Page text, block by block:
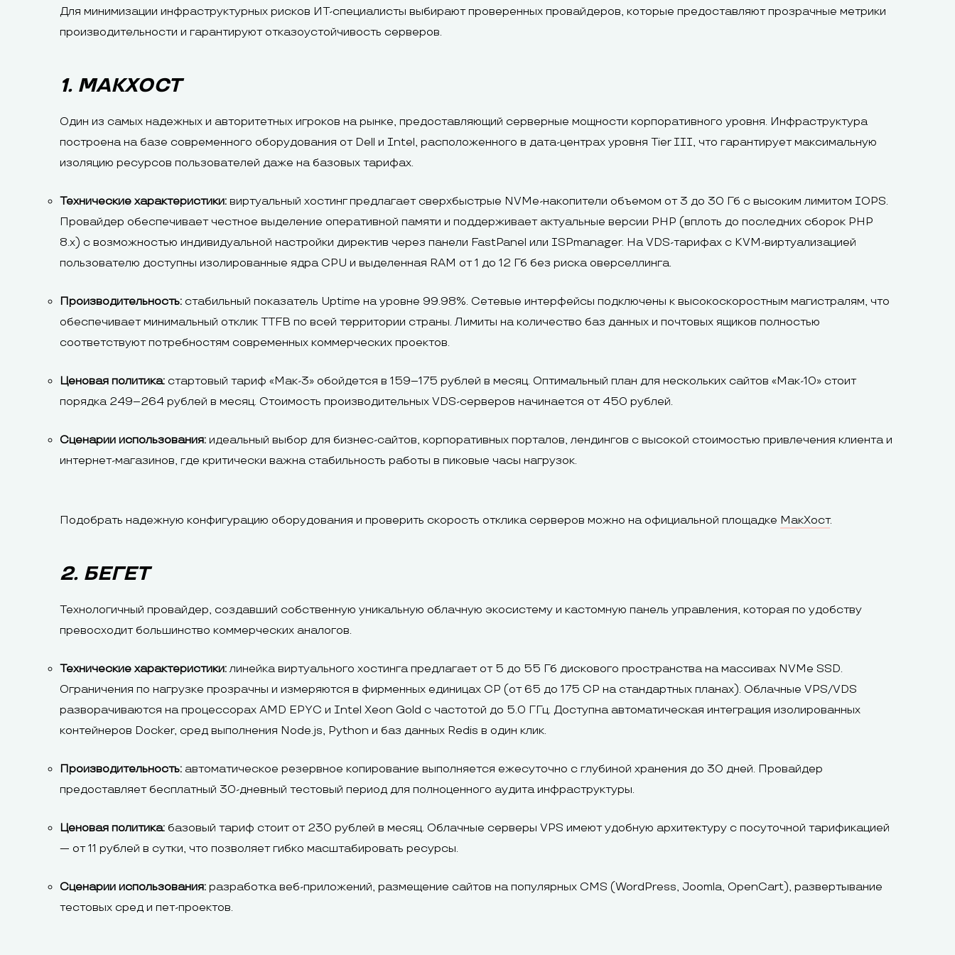
Для минимизации инфраструктурных рисков ИТ-специалисты выбирают проверенных провайдеров, которые предоставляют прозрачные метрики
производительности и гарантируют отказоустойчивость серверов.
1. МАКХОСТ
Один из самых надежных и авторитетных игроков на рынке, предоставляющий серверные мощности корпоративного уровня. Инфраструктура
построена на базе современного оборудования от Dell и Intel, расположенного в дата-центрах уровня Tier III, что гарантирует максимальную
изоляцию ресурсов пользователей даже на базовых тарифах.
Технические характеристики: виртуальный хостинг предлагает сверхбыстрые NVMe-накопители объемом от 3 до 30 Гб с высоким лимитом IOPS.
Провайдер обеспечивает честное выделение оперативной памяти и поддерживает актуальные версии PHP (вплоть до последних сборок PHP
8.x) с возможностью индивидуальной настройки директив через панели FastPanel или ISPmanager. На VDS-тарифах с KVM-виртуализацией
пользователю доступны изолированные ядра CPU и выделенная RAM от 1 до 12 Гб без риска оверселлинга.
Производительность: стабильный показатель Uptime на уровне 99.98%. Сетевые интерфейсы подключены к высокоскоростным магистралям, что
обеспечивает минимальный отклик TTFB по всей территории страны. Лимиты на количество баз данных и почтовых ящиков полностью
соответствуют потребностям современных коммерческих проектов.
Ценовая политика: стартовый тариф «Мак-3» обойдется в 159–175 рублей в месяц. Оптимальный план для нескольких сайтов «Мак-10» стоит
порядка 249–264 рублей в месяц. Стоимость производительных VDS-серверов начинается от 450 рублей.
Сценарии использования: идеальный выбор для бизнес-сайтов, корпоративных порталов, лендингов с высокой стоимостью привлечения клиента и
интернет-магазинов, где критически важна стабильность работы в пиковые часы нагрузок.
Подобрать надежную конфигурацию оборудования и проверить скорость отклика серверов можно на официальной площадке МакХост.
2. БЕГЕТ
Технологичный провайдер, создавший собственную уникальную облачную экосистему и кастомную панель управления, которая по удобству
превосходит большинство коммерческих аналогов.
Технические характеристики:линейка виртуального хостинга предлагает от 5 до 55 Гб дискового пространства на массивах NVMe SSD.
Ограничения по нагрузке прозрачны и измеряются в фирменных единицах CP (от 65 до 175 CP на стандартных планах). Облачные VPS/VDS
разворачиваются на процессорах AMD EPYC и Intel Xeon Gold с частотой до 5.0 ГГц. Доступна автоматическая интеграция изолированных
контейнеров Docker, сред выполнения Node.js, Python и баз данных Redis в один клик.
Производительность: автоматическое резервное копирование выполняется ежесуточно с глубиной хранения до 30 дней. Провайдер
предоставляет бесплатный 30-дневный тестовый период для полноценного аудита инфраструктуры.
Ценовая политика: базовый тариф стоит от 230 рублей в месяц. Облачные серверы VPS имеют удобную архитектуру с посуточной тарификацией
— от 11 рублей в сутки, что позволяет гибко масштабировать ресурсы.
Сценарии использования: разработка веб-приложений, размещение сайтов на популярных CMS (WordPress, Joomla, OpenCart), развертывание
тестовых сред и пет-проектов.